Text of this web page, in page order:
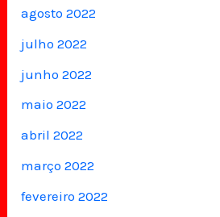
agosto 2022
julho 2022
junho 2022
maio 2022
abril 2022
março 2022
fevereiro 2022